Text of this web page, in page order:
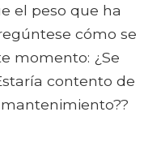
el peso que ha
cómo se
momento: ¿Se
contento de